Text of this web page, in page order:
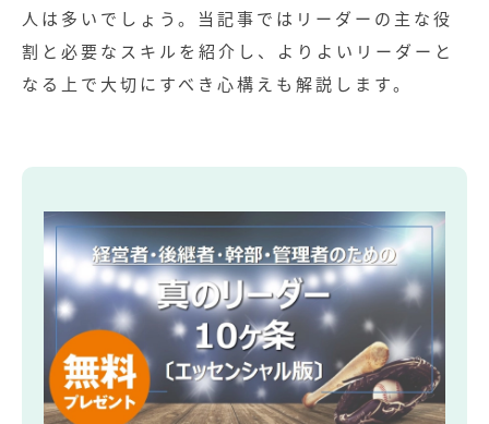
人は多いでしょう。当記事ではリーダーの主な役
割と必要なスキルを紹介し、よりよいリーダーと
なる上で大切にすべき心構えも解説します。